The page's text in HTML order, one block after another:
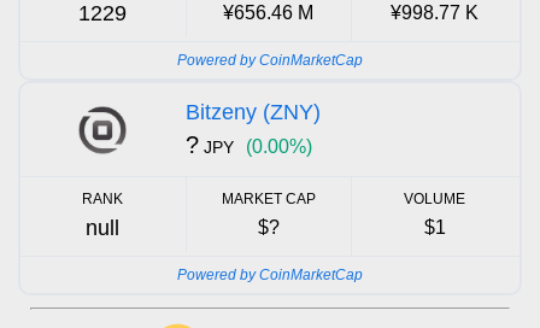
1229 ¥656.46 M ¥998.77 K
Powered by CoinMarketCap
Bitzeny (ZNY)
? JPY (0.00%)
RANK
null
MARKET CAP
$?
VOLUME
$1
Powered by CoinMarketCap